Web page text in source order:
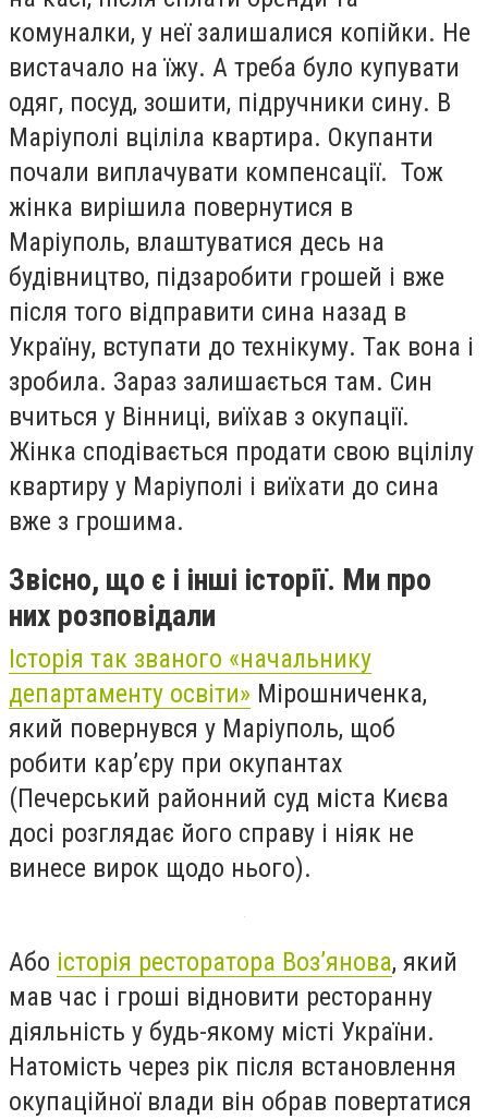
комуналки, у неї залишалися копійки. Не
вистачало на їжу. А треба було купувати
одяг, посуд, зошити, підручники сину. В
Маріуполі вціліла квартира. Окупанти
почали виплачувати компенсації. Тож
жінка вирішила повернутися в
Маріуполь, влаштуватися десь на
будівництво, підзаробити грошей і вже
після того відправити сина назад в
Україну, вступати до технікуму. Так вона і
зробила. Зараз залишається там. Син
вчиться у Вінниці, виїхав з окупації.
Жінка сподівається продати свою вцілілу
квартиру у Маріуполі і виїхати до сина
вже з грошима.
Звісно, що є і інші історії. Ми про
них розповідали
Історія так званого «начальнику
департаменту освіти» Мірошниченка,
який повернувся у Маріуполь, щоб
робити кар’єру при окупантах
(Печерський районний суд міста Києва
досі розглядає його справу і ніяк не
винесе вирок щодо нього).
Або історія ресторатора Воз’янова, який
мав час і гроші відновити ресторанну
діяльність у будь-якому місті України.
Натомість через рік після встановлення
окупаційної влади він обрав повертатися